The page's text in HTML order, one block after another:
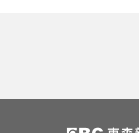
曾號召反女權集會！36歲